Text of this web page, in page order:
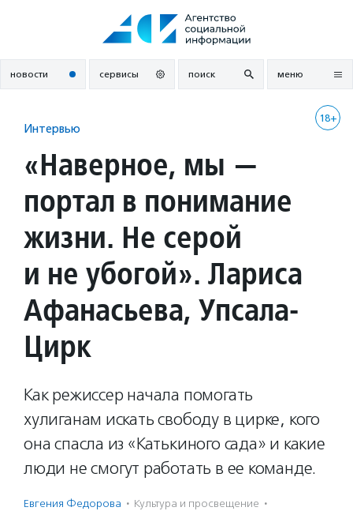
новости сервисы поиск меню
18+
Интервью
«Наверное, мы —
портал в понимание
жизни. Не серой
и не убогой». Лариса
Афанасьева, Упсала-
Цирк
Как режиссер начала помогать
хулиганам искать свободу в цирке, кого
она спасла из «Катькиного сада» и какие
люди не смогут работать в ее команде.
Евгения Федорова · Культура и просвещение ·